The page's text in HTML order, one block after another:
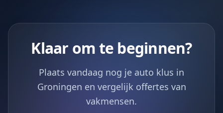
Klaar om te beginnen?
Plaats vandaag nog je auto klus in
Groningen en vergelijk offertes van
vakmensen.